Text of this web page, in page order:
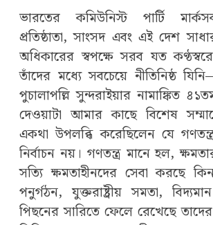
ভারতের কমিউনিস্ট পার্টি
প্রতিষ্ঠাতা, সাংসদ এবং এই দেশ
অধিকারের স্বপক্ষে সরব যত
তাঁদের মধ্যে সবচেয়ে নীতিনিষ্ঠ
পুচালাপল্লি সুন্দরাইয়ার নামাঙ্কিত
দেওয়াটা আমার কাছে বিশেষ
একথা উপলব্ধি করেছিলেন যে
নির্বাচন নয়। গণতন্ত্র মানে হল,
সত্যি ক্ষমতাহীনদের সেবা করছে
পনুর্গঠন, যুক্তরাষ্ট্রীয় সমতা,
পিছনের সারিতে ফেলে রেখেছে তাদের